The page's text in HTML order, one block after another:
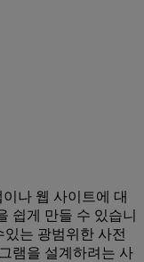
나 웹 사이트에 대
쉽게 만들 수 있습니
는 광범위한 사전
램을 설계하려는 사